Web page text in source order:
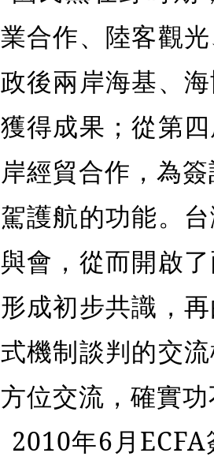
業合作、陸客觀
政後兩岸海基、
獲得成果；從第
岸經貿合作，為
駕護航的功能。
與會，從而開啟
形成初步共識，
式機制談判的交
方位交流，確實
2010年6月